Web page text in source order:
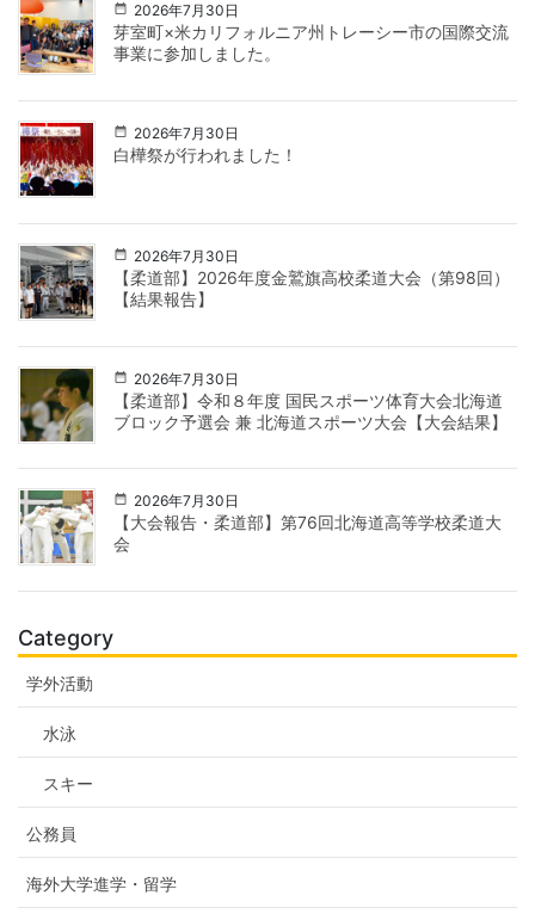
2026年7月30日
芽室町×米カリフォルニア州トレーシー市の国際交流
事業に参加しました。
2026年7月30日
白樺祭が行われました！
2026年7月30日
【柔道部】2026年度金鷲旗高校柔道大会（第98回）
【結果報告】
2026年7月30日
【柔道部】令和８年度 国民スポーツ体育大会北海道
ブロック予選会 兼 北海道スポーツ大会【大会結果】
2026年7月30日
【大会報告・柔道部】第76回北海道高等学校柔道大
会
Category
学外活動
水泳
スキー
公務員
海外大学進学・留学